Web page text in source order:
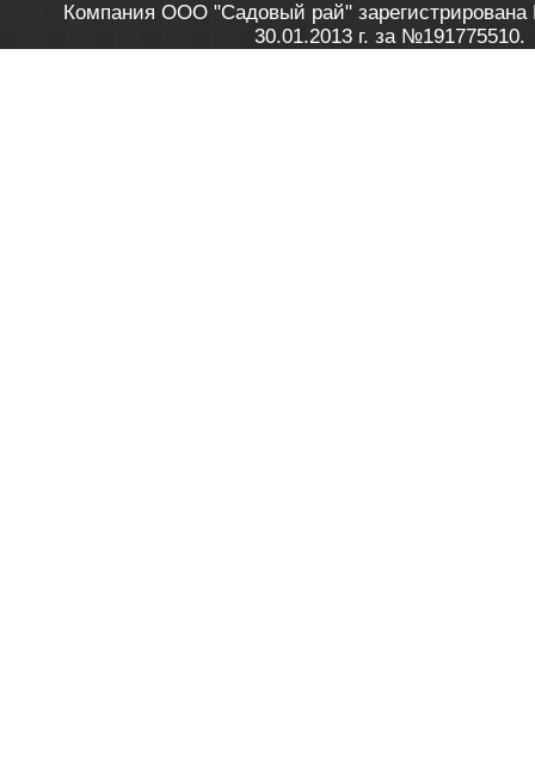
Компания ООО "Садовый рай" зарегистрирована
30.01.2013 г. за №191775510.